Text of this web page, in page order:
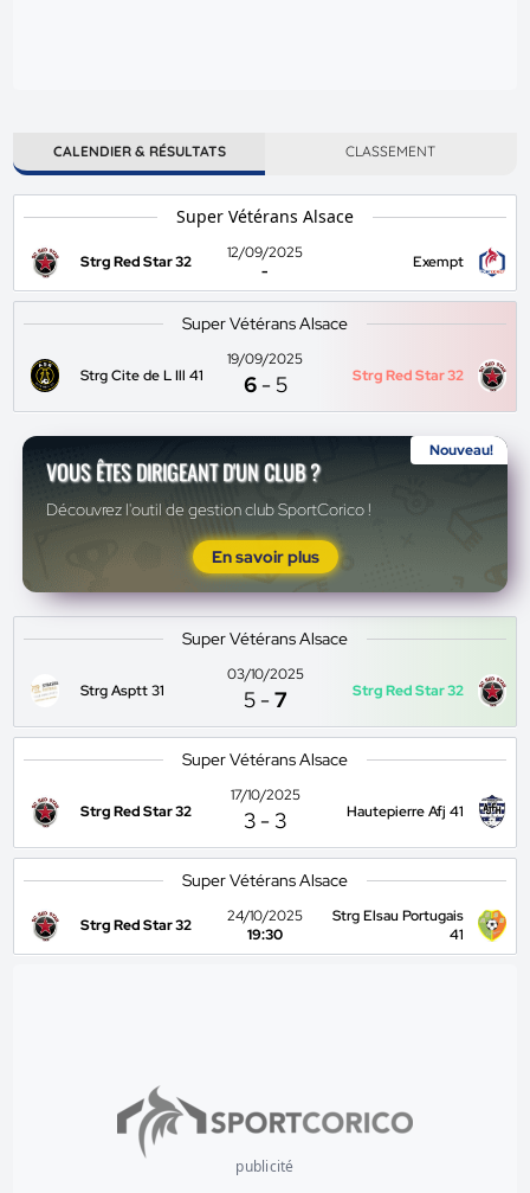
CALENDIER & RÉSULTATS CLASSEMENT
Super Vétérans Alsace
Strg Red Star 32
12/09/2025
-
Exempt
Super Vétérans Alsace
Strg Cite de L Ill 41
19/09/2025
6 - 5 Strg Red Star 32
Nouveau!
VOUS ÊTES DIRIGEANT D'UN CLUB ?
Découvrez l'outil de gestion club SportCorico !
En savoir plus
Super Vétérans Alsace
Strg Asptt 31
03/10/2025
5 -7 Strg Red Star 32
Super Vétérans Alsace
Strg Red Star 32
17/10/2025
3 - 3 Hautepierre Afj 41
Super Vétérans Alsace
Strg Red Star 32
24/10/2025
19:30
Strg Elsau Portugais
41
publicité